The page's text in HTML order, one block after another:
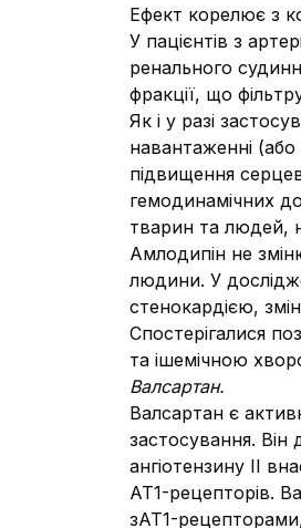
Ефект корелює з
У пацієнтів з
ренального
фракції, що
Як і у разі
навантаженні
підвищення
гемодинамічних
тварин та людей,
Амлодипін не
людини. У
стенокардією,
Спостерігалися
та ішемічною
Валсартан.
Валсартан є
застосування. Він
ангіотензину II
АТ1-рецепторів.
зАТ1-